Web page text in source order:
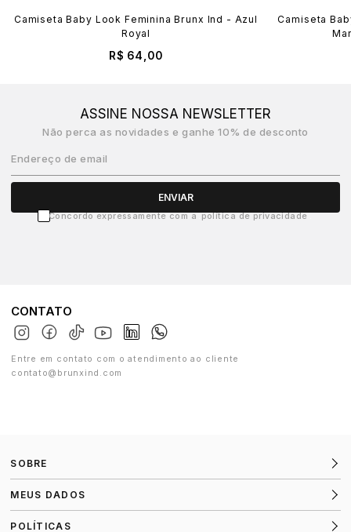
Camiseta Baby Look Feminina Brunx Ind - Azul
Royal
R$ 64,00
Camiseta
ASSINE NOSSA NEWSLETTER
Não perca as novidades e ganhe 10% de desconto
Endereço de email
ENVIAR
Concordo expressamente com a política de privacidade
CONTATO
Entre em contato com o atendimento ao cliente
contato@brunxind.com
SOBRE
MEUS DADOS
POLÍTICAS